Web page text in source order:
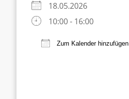
18.05.2026
10:00 - 16:00
Zum Kalender hinzufügen